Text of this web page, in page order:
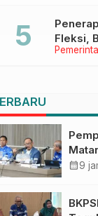
Fleksi,
Dorong
HUT
calendar_month9